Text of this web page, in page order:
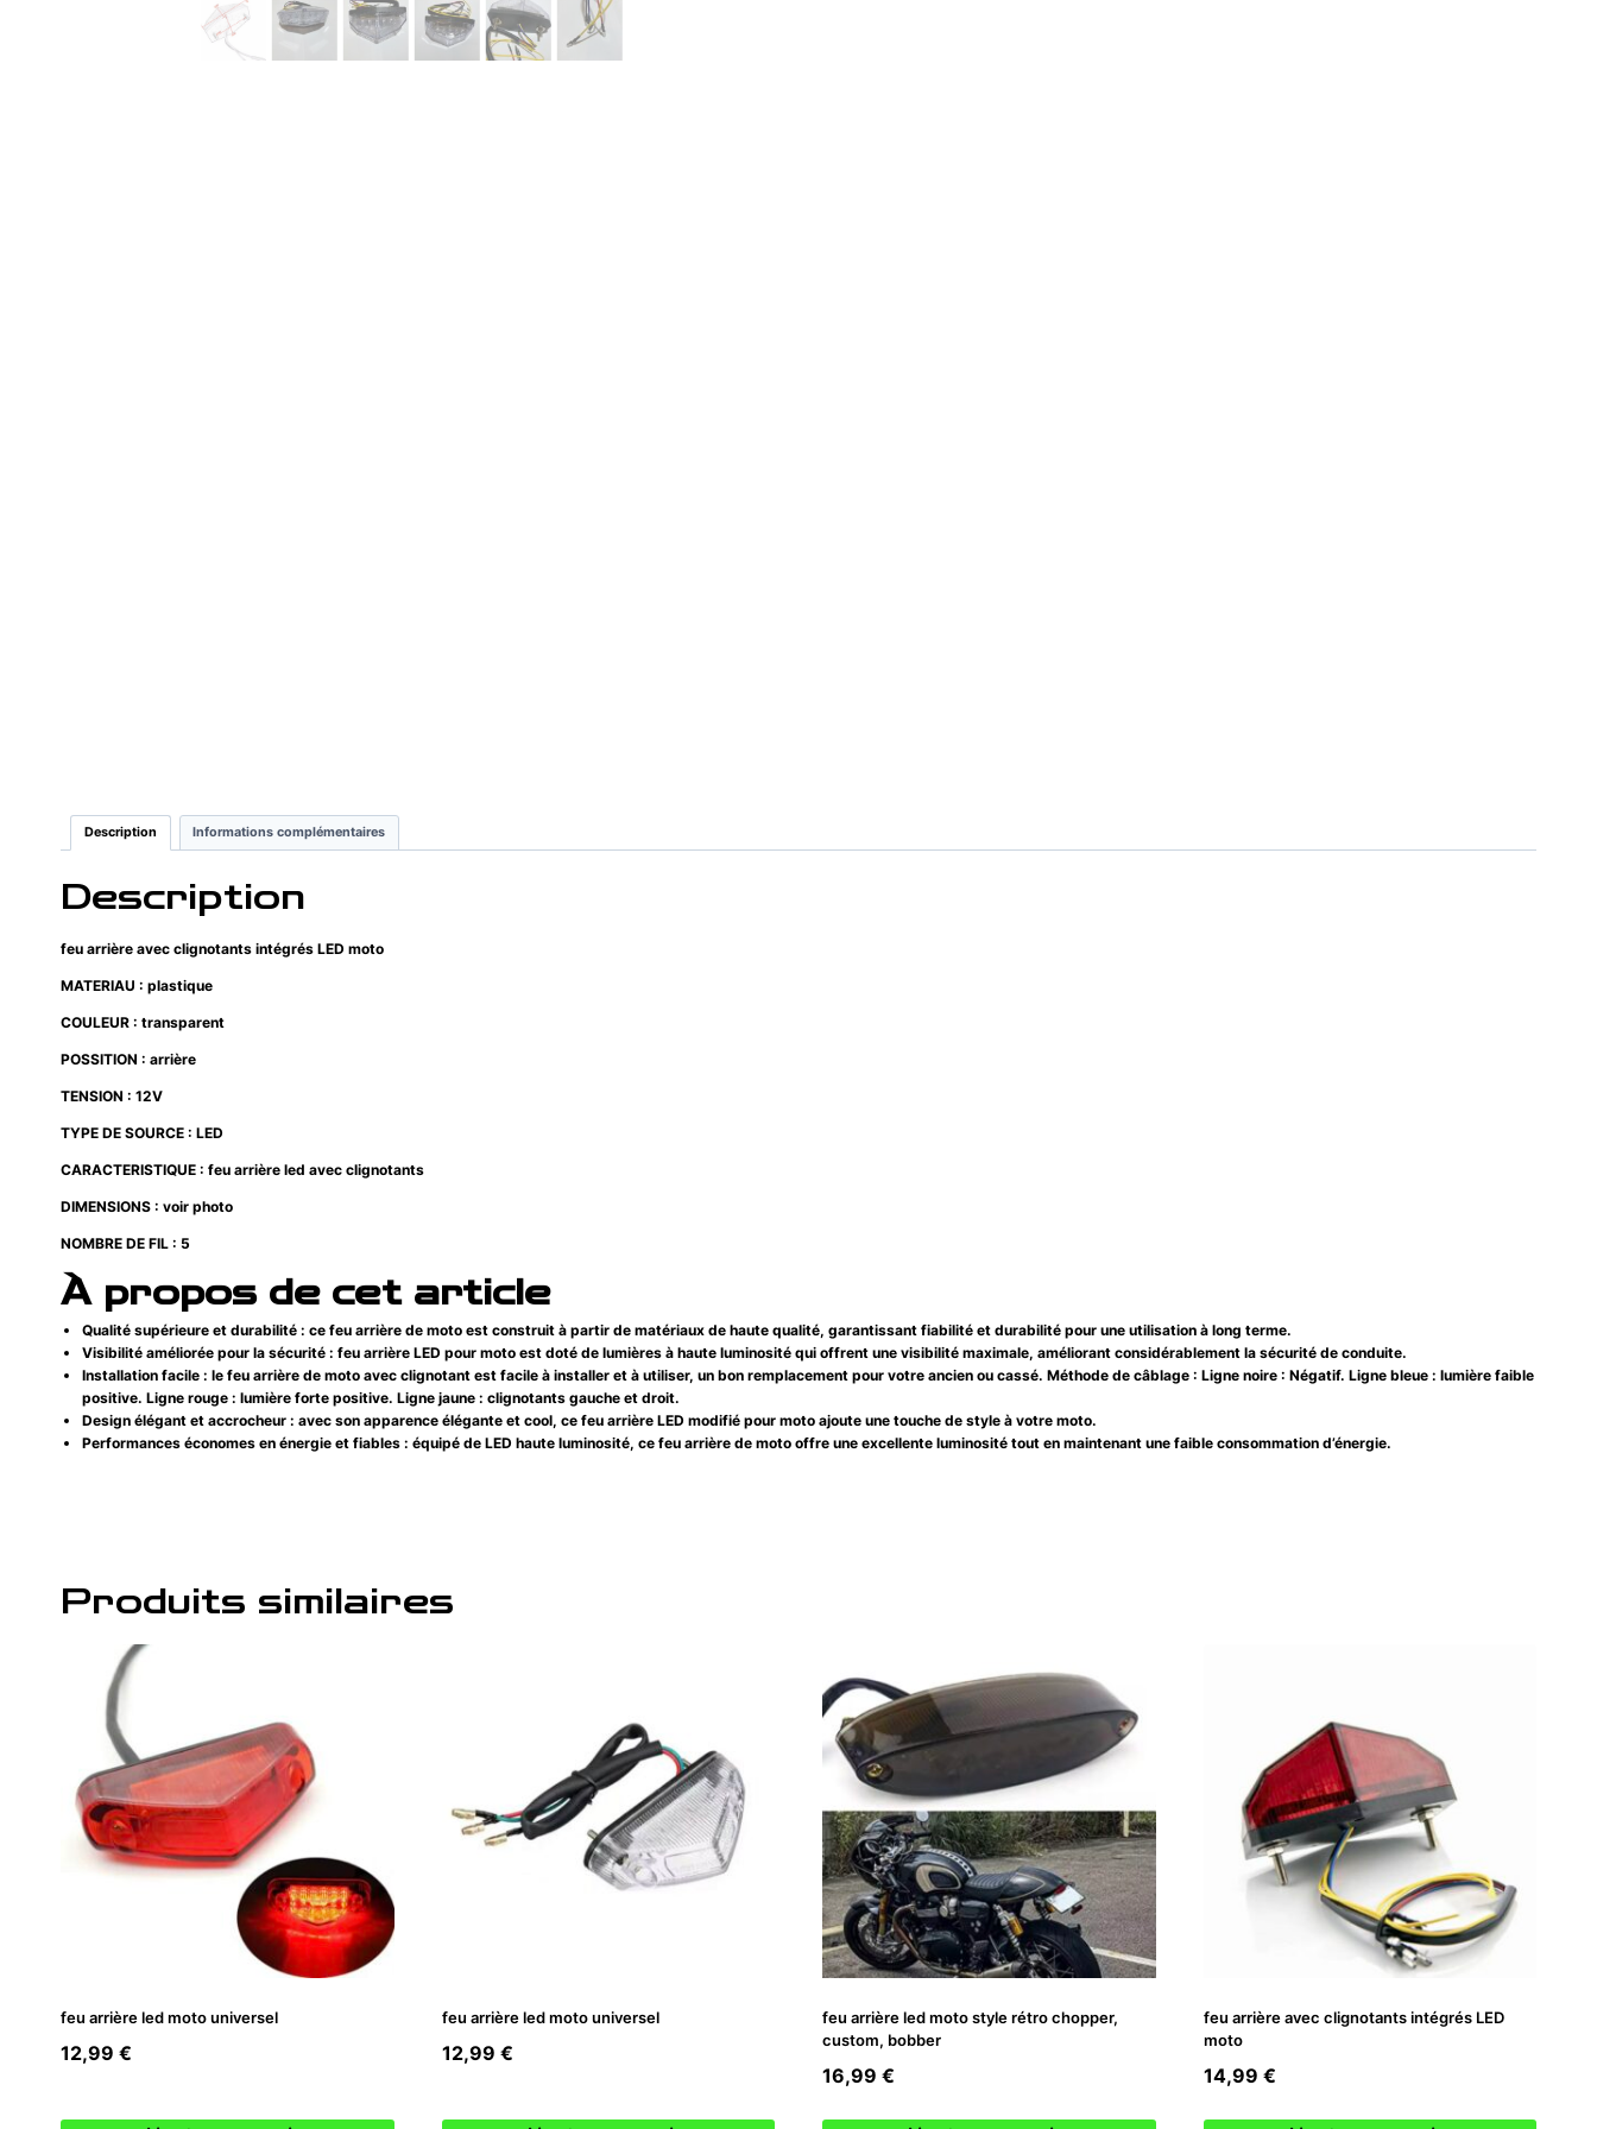
Description Informations complémentaires
Description
feu arrière avec clignotants intégrés LED moto
MATERIAU : plastique
COULEUR : transparent
POSSITION : arrière
TENSION : 12V
TYPE DE SOURCE : LED
CARACTERISTIQUE : feu arrière led avec clignotants
DIMENSIONS : voir photo
NOMBRE DE FIL : 5
À propos de cet article
Qualité supérieure et durabilité : ce feu arrière de moto est construit à partir de matériaux de haute qualité, garantissant fiabilité et durabilité pour une utilisation à long terme.
Visibilité améliorée pour la sécurité : feu arrière LED pour moto est doté de lumières à haute luminosité qui offrent une visibilité maximale, améliorant considérablement la sécurité de conduite.
Installation facile : le feu arrière de moto avec clignotant est facile à installer et à utiliser, un bon remplacement pour votre ancien ou cassé. Méthode de câblage : Ligne noire : Négatif. Ligne bleue : lumière faible
positive. Ligne rouge : lumière forte positive. Ligne jaune : clignotants gauche et droit.
Design élégant et accrocheur : avec son apparence élégante et cool, ce feu arrière LED modifié pour moto ajoute une touche de style à votre moto.
Performances économes en énergie et fiables : équipé de LED haute luminosité, ce feu arrière de moto offre une excellente luminosité tout en maintenant une faible consommation d’énergie.
Produits similaires
feu arrière led moto universel
12,99 €
feu arrière led moto universel
12,99 €
feu arrière led moto style rétro chopper,
custom, bobber
16,99 €
feu arrière avec clignotants intégrés LED
moto
14,99 €